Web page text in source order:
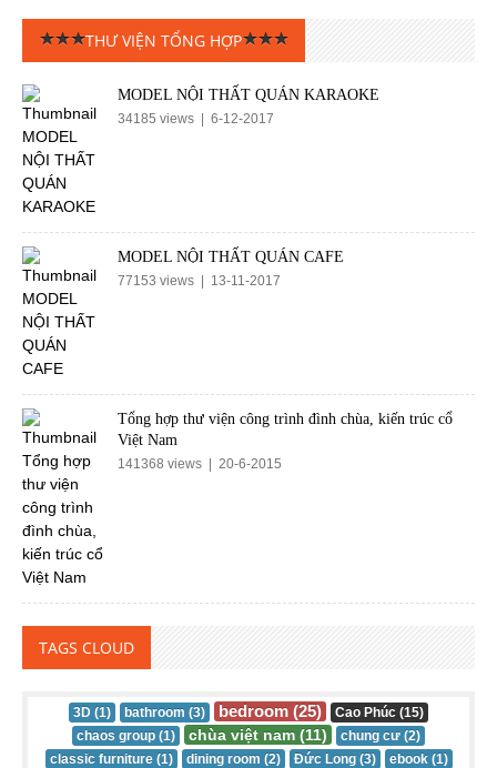
THƯ VIỆN TỔNG HỢP
MODEL NỘI THẤT QUÁN KARAOKE
34185 views | 6-12-2017
MODEL NỘI THẤT QUÁN CAFE
77153 views | 13-11-2017
Tổng hợp thư viện công trình đình chùa, kiến trúc cổ
Việt Nam
141368 views | 20-6-2015
TAGS CLOUD
3D (1) bathroom (3) bedroom (25)
Cao Phúc (15)
chaos group (1)
chùa việt nam (11)
chung cư (2)
classic furniture (1)
dining room (2) Đức Long (3) ebook (1)